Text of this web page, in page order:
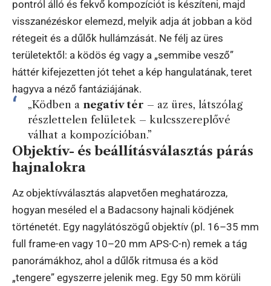
pontról álló és fekvő kompozíciót is készíteni, majd
visszanézéskor elemezd, melyik adja át jobban a köd
rétegeit és a dűlők hullámzását. Ne félj az üres
területektől: a ködös ég vagy a „semmibe vesző”
háttér kifejezetten jót tehet a kép hangulatának, teret
hagyva a néző fantáziájának.
„Ködben a negatív tér – az üres, látszólag
részlettelen felületek – kulcsszereplővé
válhat a kompozícióban.”
Objektív- és beállításválasztás párás
hajnalokra
Az objektívválasztás alapvetően meghatározza,
hogyan meséled el a Badacsony hajnali ködjének
történetét. Egy nagylátószögű objektív (pl. 16–35 mm
full frame-en vagy 10–20 mm APS-C-n) remek a tág
panorámákhoz, ahol a dűlők ritmusa és a köd
„tengere” egyszerre jelenik meg. Egy 50 mm körüli